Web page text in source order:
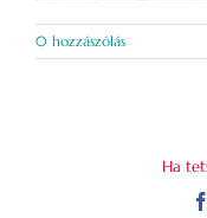
0 hozzászólás
Ha